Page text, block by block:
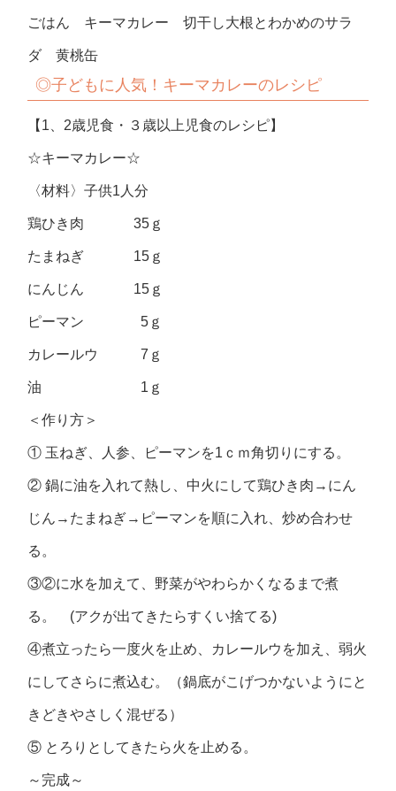
ごはん キーマカレー 切干し大根とわかめのサラ
ダ 黄桃缶
◎子どもに人気！キーマカレーのレシピ
【1、2歳児食・３歳以上児食のレシピ】
☆キーマカレー☆
〈材料〉子供1人分
鶏ひき肉 35ｇ
たまねぎ 15ｇ
にんじん 15ｇ
ピーマン 5ｇ
カレールウ 7ｇ
油 1ｇ
＜作り方＞
① 玉ねぎ、人参、ピーマンを1ｃｍ角切りにする。
② 鍋に油を入れて熱し、中火にして鶏ひき肉→にん
じん→たまねぎ→ピーマンを順に入れ、炒め合わせ
る。
③②に水を加えて、野菜がやわらかくなるまで煮
る。 (アクが出てきたらすくい捨てる)
④煮立ったら一度火を止め、カレールウを加え、弱火
にしてさらに煮込む。（鍋底がこげつかないようにと
きどきやさしく混ぜる）
⑤ とろりとしてきたら火を止める。
～完成～